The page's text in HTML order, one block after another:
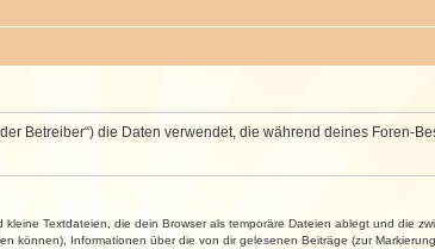
Betreiber“) die Daten verwendet, die während deines Foren-
Textdateien, die dein Browser als temporäre Dateien ablegt und die
können), Informationen über die von dir gelesenen Beiträge (zur